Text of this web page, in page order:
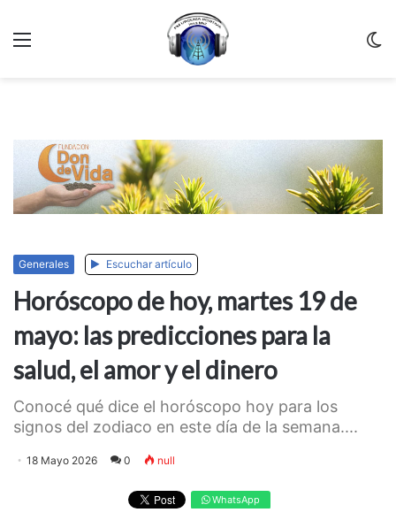
Generales Escuchar artículo
Horóscopo de hoy, martes 19 de
mayo: las predicciones para la
salud, el amor y el dinero
Conocé qué dice el horóscopo hoy para los
signos del zodiaco en este día de la semana....
18 Mayo 2026 0 null
WhatsApp